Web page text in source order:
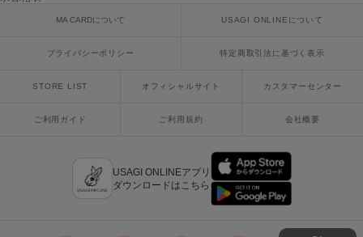
NEW Balance
MA CARDについて USAGI ONLINEについて
プライバシーポリシー 特定商取引法に基づく表示
STORE LIST オフィシャルサイト カスタマーセンター
ご利用ガイド ご利用規約 会社概要
USAGI ONLINEアプリ
ダウンロードはこちら